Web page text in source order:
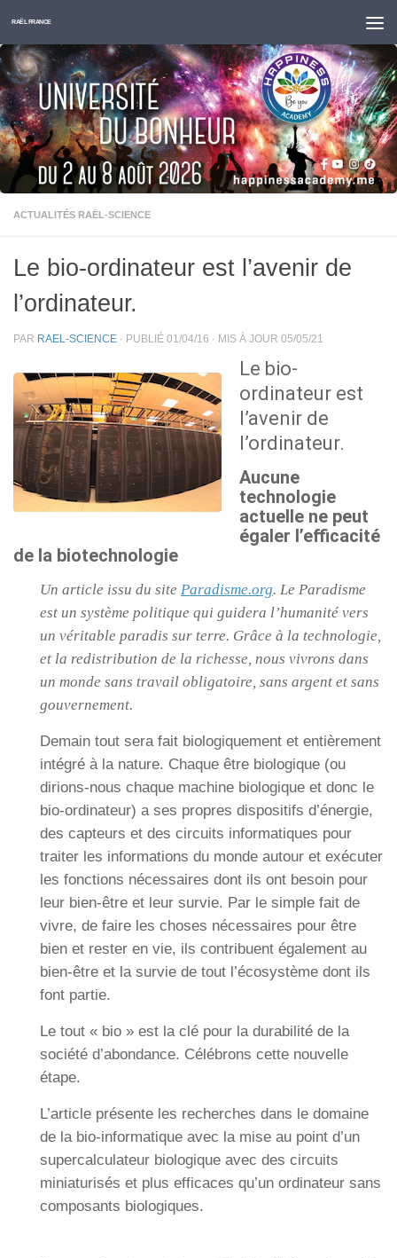
Skip to content
RAËL FRANCE
ACTUALITÉS RAËL-SCIENCE
Le bio-ordinateur est l’avenir de
l’ordinateur.
PAR RAEL-SCIENCE · PUBLIÉ 01/04/16 · MIS À JOUR 05/05/21
Le bio-
ordinateur est
l’avenir de
l’ordinateur.
Aucune
technologie
actuelle ne peut
égaler l’efficacité
de la biotechnologie
Un article issu du site Paradisme.org. Le Paradisme
est un système politique qui guidera l’humanité vers
un véritable paradis sur terre. Grâce à la technologie,
et la redistribution de la richesse, nous vivrons dans
un monde sans travail obligatoire, sans argent et sans
gouvernement.
Demain tout sera fait biologiquement et entièrement
intégré à la nature. Chaque être biologique (ou
dirions-nous chaque machine biologique et donc le
bio-ordinateur) a ses propres dispositifs d’énergie,
des capteurs et des circuits informatiques pour
traiter les informations du monde autour et exécuter
les fonctions nécessaires dont ils ont besoin pour
leur bien-être et leur survie. Par le simple fait de
vivre, de faire les choses nécessaires pour être
bien et rester en vie, ils contribuent également au
bien-être et la survie de tout l’écosystème dont ils
font partie.
Le tout « bio » est la clé pour la durabilité de la
société d’abondance. Célébrons cette nouvelle
étape.
L’article présente les recherches dans le domaine
de la bio-informatique avec la mise au point d’un
supercalculateur biologique avec des circuits
miniaturisés et plus efficaces qu’un ordinateur sans
composants biologiques.